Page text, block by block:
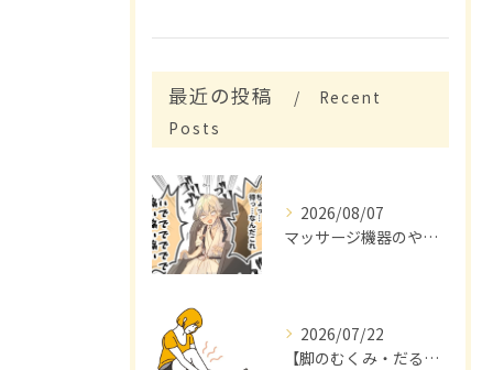
最近の投稿
Recent
Posts
2026/08/07
マッサージ機器のやり過ぎ！！は危険？
2026/07/22
【脚のむくみ・だるさを感じていませんか？】